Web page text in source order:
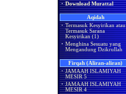
· Download Murattal
Aqidah
· Termasuk Kesyirikan atau
Termasuk Sarana
Kesyirikan (1)
· Menghina Sesuatu yang
Mengandung Dzikrullah
Firqah (Aliran-aliran)
· JAMAAH ISLAMIYAH
MESIR 5
· JAMAAH ISLAMIYAH
MESIR 4